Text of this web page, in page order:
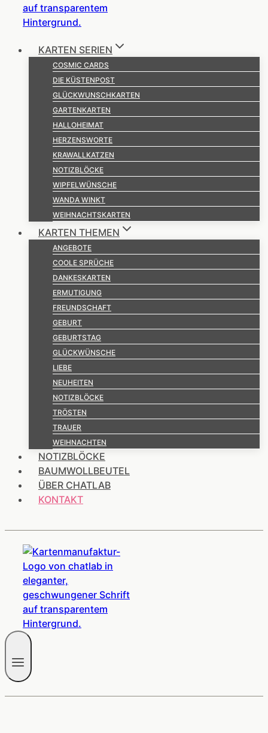
KARTEN SERIEN
COSMIC CARDS
DIE KÜSTENPOST
GLÜCKWUNSCHKARTEN
GARTENKARTEN
HALLOHEIMAT
HERZENSWORTE
KRAWALLKATZEN
NOTIZBLÖCKE
WIPFELWÜNSCHE
WANDA WINKT
WEIHNACHTSKARTEN
KARTEN THEMEN
ANGEBOTE
COOLE SPRÜCHE
DANKESKARTEN
ERMUTIGUNG
FREUNDSCHAFT
GEBURT
GEBURTSTAG
GLÜCKWÜNSCHE
LIEBE
NEUHEITEN
NOTIZBLÖCKE
TRÖSTEN
TRAUER
WEIHNACHTEN
NOTIZBLÖCKE
BAUMWOLLBEUTEL
ÜBER CHATLAB
KONTAKT